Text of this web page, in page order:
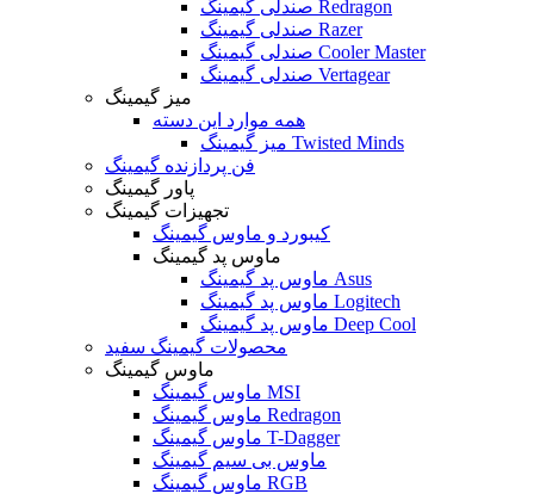
صندلی گیمینگ Redragon
صندلی گیمینگ Razer
صندلی گیمینگ Cooler Master
صندلی گیمینگ Vertagear
میز گیمینگ
همه موارد این دسته
میز گیمینگ Twisted Minds
فن پردازنده گیمینگ
پاور گیمینگ
تجهیزات گیمینگ
کیبورد و ماوس گیمینگ
ماوس پد گیمینگ
ماوس پد گیمینگ Asus
ماوس پد گیمینگ Logitech
ماوس پد گیمینگ Deep Cool
محصولات گیمینگ سفید
ماوس گیمینگ
ماوس گیمینگ MSI
ماوس گیمینگ Redragon
ماوس گیمینگ T-Dagger
ماوس بی سیم گیمینگ
ماوس گیمینگ RGB